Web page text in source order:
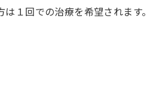
１回での治療を希望されます。